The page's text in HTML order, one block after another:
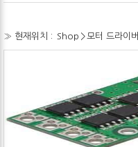
» 현재위치 : Shop >모터 드라이버